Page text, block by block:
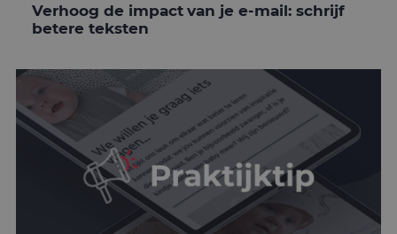
Verhoog de impact van je e-mail: schrijf
betere teksten